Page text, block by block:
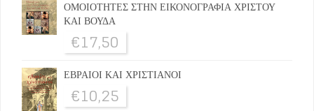
ΟΜΟΙΟΤΗΤΕΣ ΣΤΗΝ ΕΙΚΟΝΟΓΡΑΦΙΑ ΧΡΙΣΤΟΥ
ΚΑΙ ΒΟΥΔΑ
€17,50
ΕΒΡΑΙΟΙ ΚΑΙ ΧΡΙΣΤΙΑΝΟΙ
€10,25